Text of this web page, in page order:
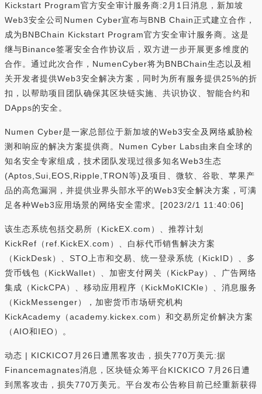
Kickstart Program官方安全审计服务商:2月1日消息，新加坡
Web3安全公司Numen Cyber宣布与BNB Chain正式建立合作，
成为BNBChain Kickstart Program官方安全审计服务商。这是
继与Binance签署安全合作协议后，双方进一步开展更多维度的
合作。通过此次合作，NumenCyber将为BNBChain生态以及相
关开发者提供Web3安全解决方案，同时为所有服务提供25%的折
扣，以帮助项目团队确保其区块链实施、共识协议、智能合约和
DApps的安全。
Numen Cyber是一家总部位于新加坡的Web3安全及网络威胁检
测和响应的解决方案提供商。Numen Cyber Labs由来自全球的
知名安全专家组成，技术团队发现过很多知名Web3生态
(Aptos,Sui,EOS,Ripple,TRON等)及项目、微软、谷歌、苹果产
品的高危漏洞，并提供业界头部水平的Web3安全解决方案，可满
足各种Web3应用场景的网络安全需求。[2023/2/1 11:40:06]
该生态系统包括交易所（KickEX.com）、推荐计划
KickRef（ref.KickEX.com）、白标代币销售解决方案
（KickDesk）、STO上市和交易、统一登录系统（KickID）、多
货币钱包（KickWallet）、加密支付网关（KickPay）、广告网络
集成（KickCPA）、移动应用程序（KickMoKICKle）、消息服务
（KickMessenger），加密货币市场研究机构
KickAcademy（academy.kickex.com）和交易所定价解决方案
（AIO和IEO）。
动态 | KICKICO7月26日遭黑客攻击，损失770万美元:据
Financemagnates消息，区块链众筹平台KICKICO 7月26日遭
到黑客攻击，损失770万美元。平台发布公告称目前已经重新获得